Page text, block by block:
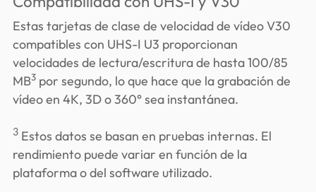
Estas tarjetas de clase de velocidad de vídeo V30
compatibles con UHS-I U3 proporcionan
velocidades de lectura/escritura de hasta 100/85
MB3por segundo, lo que hace que la grabación de
vídeo en 4K, 3D o 360° sea instantánea.
3Estos datos se basan en pruebas internas. El
rendimiento puede variar en función de la
plataforma o del software utilizado.